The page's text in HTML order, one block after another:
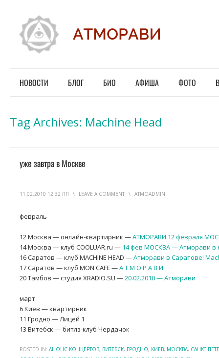
НОВОСТИ БЛОГ БИО АФИША ФОТО
Tag Archives: Machine Head
уже завтра в Москве
11.02.2010 12:32 ПП \ LEAVE A COMMENT \ ATMOADMIN
февраль
12 Москва — онлайн-квартирник —АТМОРАВИ 12 февраля
14 Москва — клуб COOLUAR.ru — 14 фев МОСКВА — Атморави в
16 Саратов — клуб MACHINE HEAD —Атморави в Саратове!
17 Саратов — клуб MON CAFE —А Т М О Р А В И
20 Тамбов — студия XRADIO.SU —20.02.2010 — Атморави
март
6 Киев — квартирник
11 Гродно — Лицей 1
13 Витебск — битлз-клуб Чердачок
POSTED IN: АНОНС КОНЦЕРТОВ, ВИТЕБСК, ГРОДНО, КИЕВ, МОСКВА, САНКТ-